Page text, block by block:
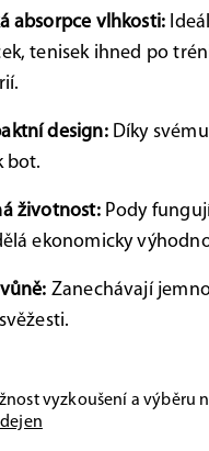
absorpce vlhkosti:
tenisek ihned po
design:Díky
bot.
životnost:Pody
ekonomicky
Zanechávají
vyzkoušení a výběru